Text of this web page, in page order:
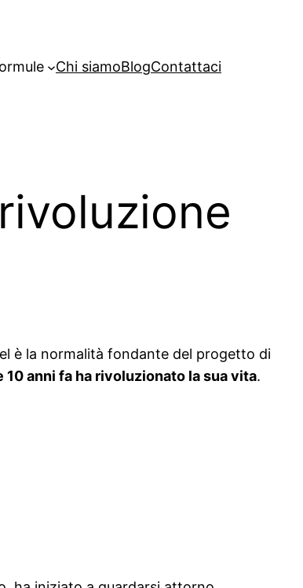
Chi siamoBlogContattaci
è la normalità fondante del progetto di
anni fa ha rivoluzionato la sua vita.